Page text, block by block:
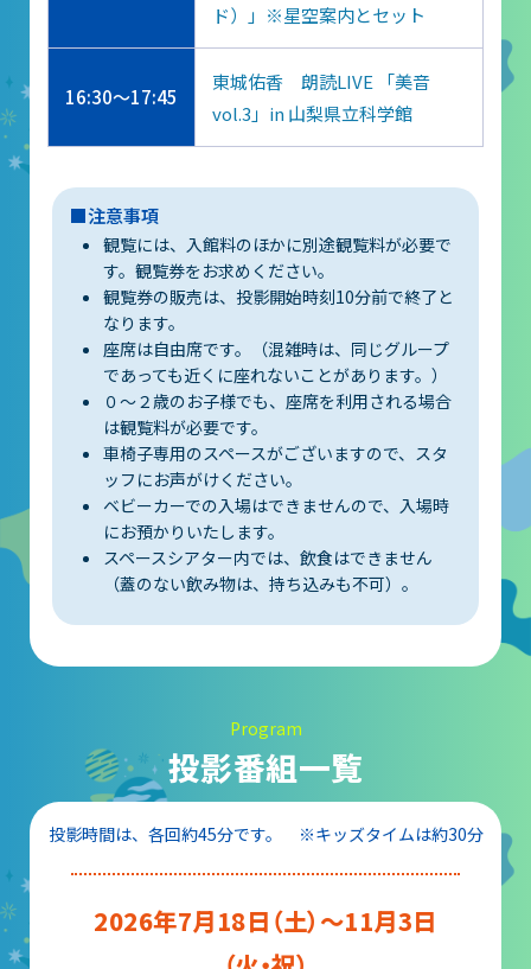
ド）」※星空案内とセット
16:30～17:45
東城佑香 朗読LIVE 「美音
vol.3」in 山梨県立科学館
■注意事項
観覧には、入館料のほかに別途観覧料が必要で
す。観覧券をお求めください。
観覧券の販売は、投影開始時刻10分前で終了と
なります。
座席は自由席です。（混雑時は、同じグループ
であっても近くに座れないことがあります。）
０～２歳のお子様でも、座席を利用される場合
は観覧料が必要です。
車椅子専用のスペースがございますので、スタ
ッフにお声がけください。
ベビーカーでの入場はできませんので、入場時
にお預かりいたします。
スペースシアター内では、飲食はできません
（蓋のない飲み物は、持ち込みも不可）。
Program
投影番組一覧
投影時間は、各回約45分です。 ※キッズタイムは約30分
2026年7月18日（土）～11月3日